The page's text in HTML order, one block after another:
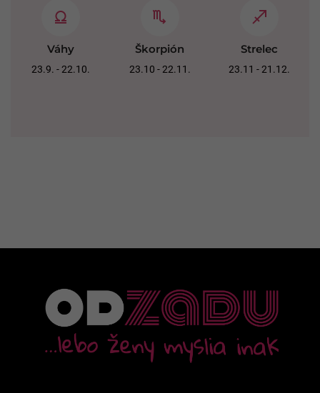
Váhy
23.9. - 22.10.
Škorpión
23.10 - 22.11.
Strelec
23.11 - 21.12.